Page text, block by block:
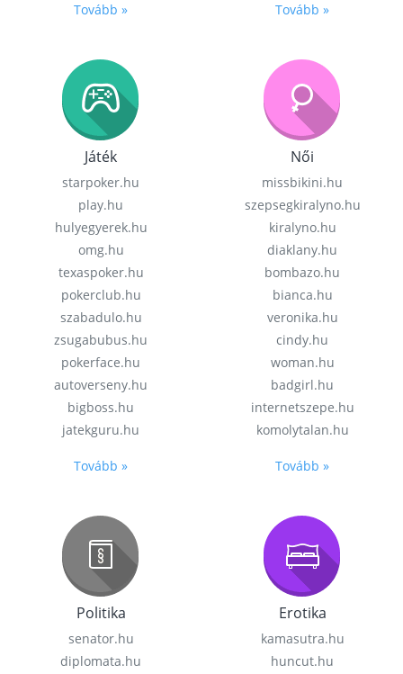
Tovább » Tovább »
Játék
starpoker.hu
play.hu
hulyegyerek.hu
omg.hu
texaspoker.hu
pokerclub.hu
szabadulo.hu
zsugabubus.hu
pokerface.hu
autoverseny.hu
bigboss.hu
jatekguru.hu
Tovább »
Női
missbikini.hu
szepsegkiralyno.hu
kiralyno.hu
diaklany.hu
bombazo.hu
bianca.hu
veronika.hu
cindy.hu
woman.hu
badgirl.hu
internetszepe.hu
komolytalan.hu
Tovább »
Politika
senator.hu
diplomata.hu
Erotika
kamasutra.hu
huncut.hu